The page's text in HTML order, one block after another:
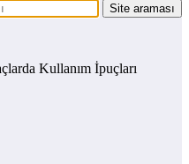
Kullanım İpuçları